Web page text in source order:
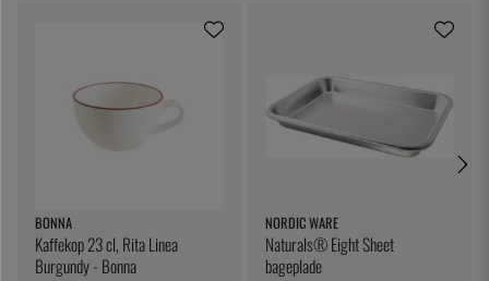
BONNA
Kaffekop 23 cl, Rita Linea
Burgundy - Bonna
NORDIC WARE
Naturals® Eight Sheet
bageplade